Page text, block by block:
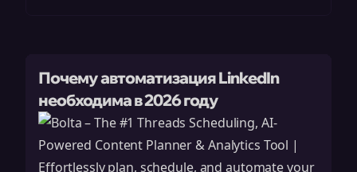
Почему автоматизация LinkedIn
необходима в 2026 году